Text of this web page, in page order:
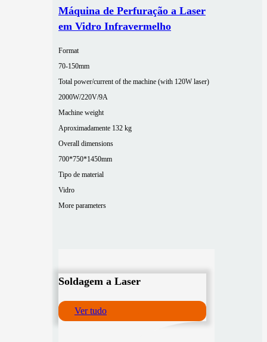
Máquina de Perfuração a Laser
em Vidro Infravermelho
Format
70-150mm
Total power/current of the machine (with 120W laser)
2000W/220V/9A
Machine weight
Aproximadamente 132 kg
Overall dimensions
700*750*1450mm
Tipo de material
Vidro
More parameters
Soldagem a Laser
Ver tudo